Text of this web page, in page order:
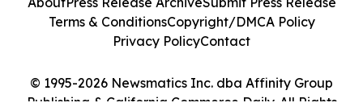
© 1995-2026 Newsmatics Inc. dba Affinity Group
Publishing & California Commerce Daily. All Rights
Terms & ConditionsCopyright/DMCA Policy
Privacy PolicyContact